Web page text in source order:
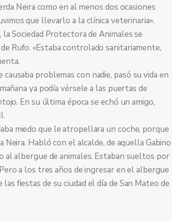
Neira como en al menos dos ocasiones
que llevarlo a la clínica veterinaria».
la Sociedad Protectora de Animales se
Rufo. «Estaba controlado sanitariamente,
problemas con nadie, pasó su vida en
ya podía vérsele a las puertas de
En su última época se echó un amigo,
miedo que le atropellara un coche, porque
Neira. Habló con el alcalde, de aquella Gabino
al albergue de animales. Estaban sueltos por
a los tres años de ingresar en el albergue
fiestas de su ciudad el día de San Mateo de